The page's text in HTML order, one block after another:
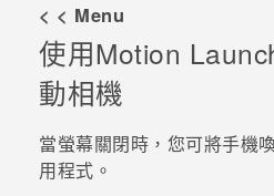
配件
VIVERSE
優惠專區
焦點訊息
銷售門市
< < Menu
使用Motion
動相機
當螢幕關閉時，您可將手機
用程式。